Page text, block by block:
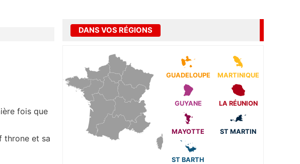
fois que
throne et sa
DANS VOS RÉGIONS
GUADELOUPE MARTINIQUE
GUYANE LA RÉUNION
MAYOTTE ST MARTIN
ST BARTH